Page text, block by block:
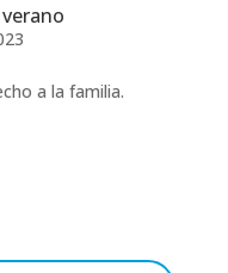
a la familia.